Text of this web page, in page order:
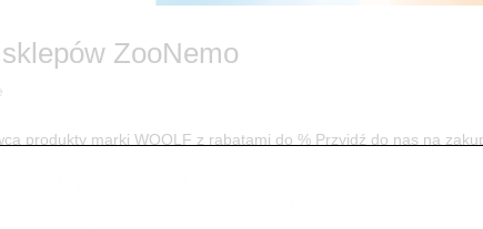
ZooNemo
produkty marki WOOLF z rabatami do % Przyjdź do nas na